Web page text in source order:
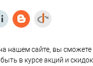
нашем сайте, вы
в курсе акций и